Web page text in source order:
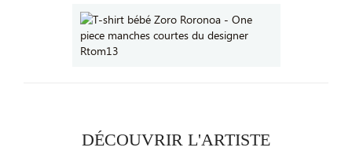
DÉCOUVRIR L'ARTISTE